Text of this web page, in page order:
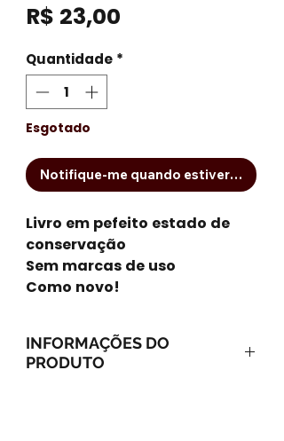
R$ 23,00
Quantidade *
Esgotado
Notifique-me quando estiver
Livro em pefeito estado de
conservação
Sem marcas de uso
Como novo!
INFORMAÇÕES DO
PRODUTO